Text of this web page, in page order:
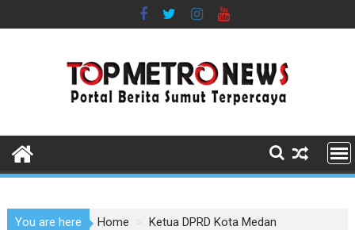
to
You are here Home Ketua DPRD Kota Medan